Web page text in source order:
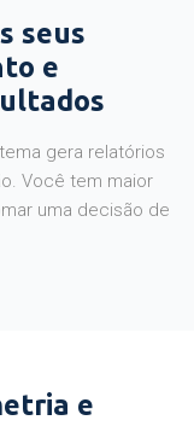
seus
e
gera relatórios
Você tem maior
uma decisão de
e